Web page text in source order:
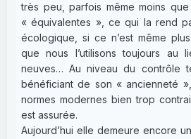
très peu, parfois même moins
« équivalentes », ce qui la rend
écologique, si ce n’est même
que nous l’utilisons toujours au
neuves… Au niveau du contrôle
bénéficiant de son « ancienneté
normes modernes bien trop
est assurée.
Aujourd’hui elle demeure encore